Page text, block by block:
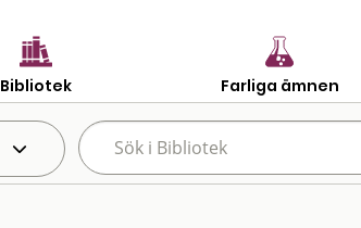
Bibliotek Farliga ämnen